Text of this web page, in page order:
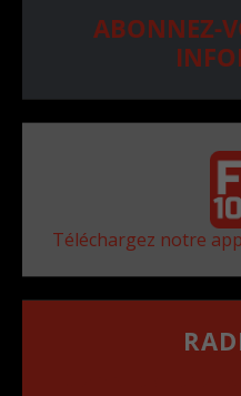
ABONNEZ-
Téléchargez notre